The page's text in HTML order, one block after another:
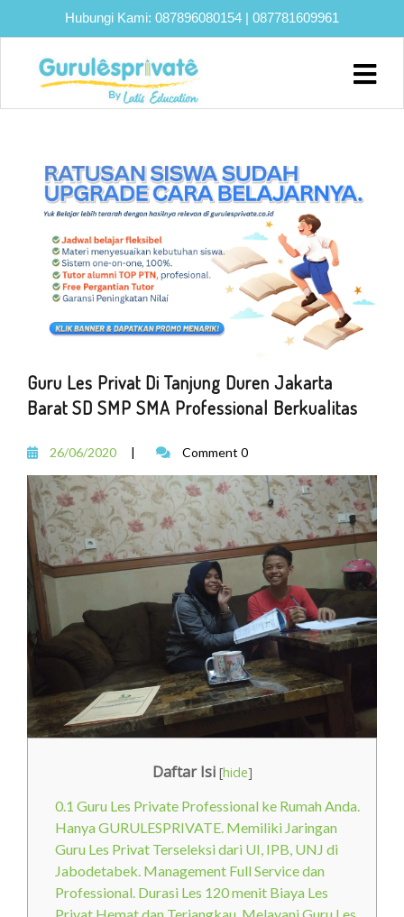
Hubungi Kami: 087896080154 | 087781609961
Home
Program
Bimbel
SNBT
Lainnya
Guru Les Privat Di Tanjung Duren Jakarta
Barat SD SMP SMA Professional Berkualitas
26/06/2020 | Comment 0
Daftar Isi [hide]
0.1 Guru Les Private Professional ke Rumah Anda.
Hanya GURULESPRIVATE. Memiliki Jaringan
Guru Les Privat Terseleksi dari UI, IPB, UNJ di
Jabodetabek. Management Full Service dan
Professional. Durasi Les 120 menit Biaya Les